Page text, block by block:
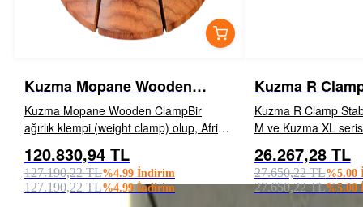
Kuzma Mopane Wooden
Clamp
Kuzma Mopane Wooden ClampBir
ağırlık klempi (weight clamp) olup, Afrika
kökenli yaşlandırılmış masif Mopane
egzotik ağacından işlenerek üretilmiştir.
Özel formu, plak çalma sırasında
kayıttaki titreşi...
120.830,94 TL
127.190,22 TL%4.99 İndirim
127.190,22 TL%4.99İndirim
İNCELE
Kuzma R
Kuzma R Clamp
M ve Kuzma XL
clamptır. Vidalı
uygundur. 360 Gr
26.267,28 TL
27.650,22 TL%5.00
27.650,22 TL%5.00
İNCELE